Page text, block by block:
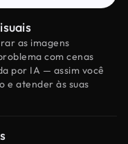
as imagens
com cenas
por IA — assim você
e atender às suas